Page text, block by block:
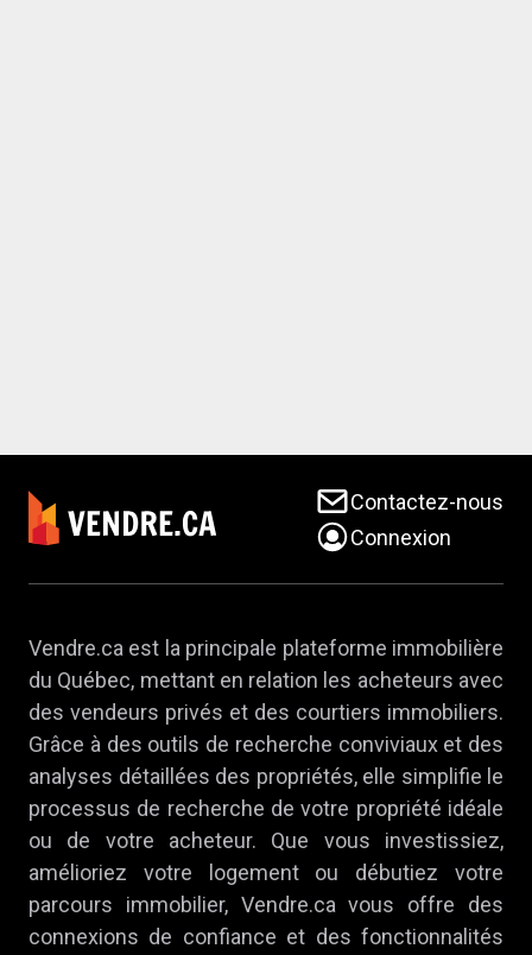
Contactez-nous
Connexion
Vendre.ca est la principale plateforme immobilière
du Québec, mettant en relation les acheteurs avec
des vendeurs privés et des courtiers immobiliers.
Grâce à des outils de recherche conviviaux et des
analyses détaillées des propriétés, elle simplifie le
processus de recherche de votre propriété idéale
ou de votre acheteur. Que vous investissiez,
amélioriez votre logement ou débutiez votre
parcours immobilier, Vendre.ca vous offre des
connexions de confiance et des fonctionnalités